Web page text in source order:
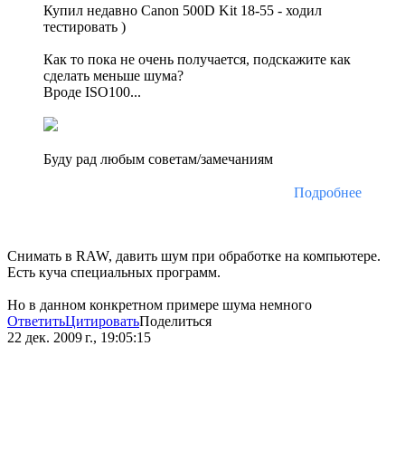
Купил недавно Canon 500D Kit 18-55 - ходил
тестировать )
Как то пока не очень получается, подскажите как
сделать меньше шума?
Вроде ISO100...
Буду рад любым советам/замечаниям
Подробнее
Снимать в RAW, давить шум при обработке на компьютере.
Есть куча специальных программ.
Но в данном конкретном примере шума немного
ОтветитьЦитироватьПоделиться
22 дек. 2009 г., 19:05:15